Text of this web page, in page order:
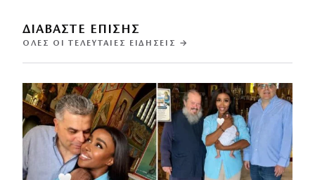
ΔΙΑΒΑΣΤΕ ΕΠΙΣΗΣ
ΌΛΕΣ ΟΙ ΤΕΛΕΥΤΑΊΕΣ ΕΙΔΉΣΕΙΣ →